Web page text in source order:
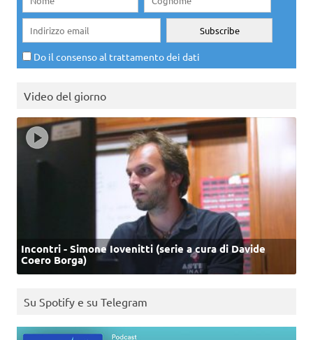
Do il consenso al trattamento dei dati
Video del giorno
Incontri - Simone Iovenitti (serie a cura di Davide
Coero Borga)
Su Spotify e su Telegram